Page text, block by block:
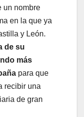
un nombre
en la que ya
y León.
de su
más
para que
recibir una
de gran